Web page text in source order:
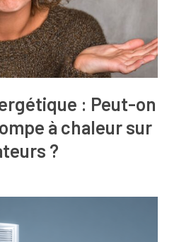
: Peut-on
à chaleur sur
?